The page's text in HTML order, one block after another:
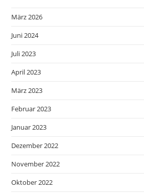
März 2026
Juni 2024
Juli 2023
April 2023
März 2023
Februar 2023
Januar 2023
Dezember 2022
November 2022
Oktober 2022